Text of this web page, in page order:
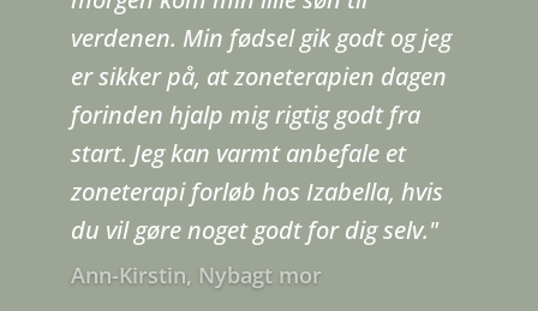
verdenen. Min fødsel gik godt og jeg
er sikker på, at zoneterapien dagen
forinden hjalp mig rigtig godt fra
start. Jeg kan varmt anbefale et
zoneterapi forløb hos Izabella, hvis
du vil gøre noget godt for dig selv."
Ann-Kirstin, Nybagt mor